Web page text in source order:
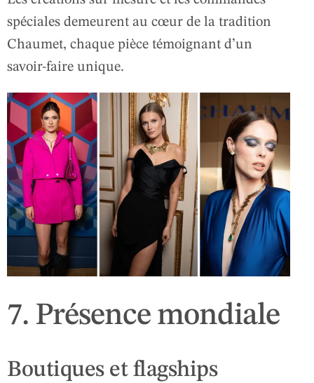
spéciales demeurent au cœur de la tradition
Chaumet, chaque pièce témoignant d’un
savoir-faire unique.
7. Présence mondiale
Boutiques et flagships